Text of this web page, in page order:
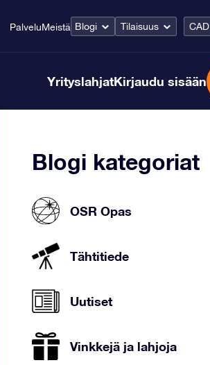
PalveluMeistä Blogi Tilaisuus CAD
YrityslahjatKirjaudu sisään
Blogi kategoriat
OSR Opas
Tähtitiede
Uutiset
Vinkkejä ja lahjoja